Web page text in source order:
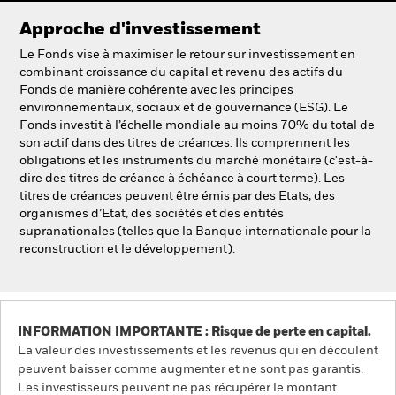
Approche d'investissement
Le Fonds vise à maximiser le retour sur investissement en
combinant croissance du capital et revenu des actifs du
Fonds de manière cohérente avec les principes
environnementaux, sociaux et de gouvernance (ESG). Le
Fonds investit à l’échelle mondiale au moins 70% du total de
son actif dans des titres de créances. Ils comprennent les
obligations et les instruments du marché monétaire (c'est-à-
dire des titres de créance à échéance à court terme). Les
titres de créances peuvent être émis par des Etats, des
organismes d’Etat, des sociétés et des entités
supranationales (telles que la Banque internationale pour la
reconstruction et le développement).
INFORMATION IMPORTANTE : Risque de perte en capital.
La valeur des investissements et les revenus qui en découlent
peuvent baisser comme augmenter et ne sont pas garantis.
Les investisseurs peuvent ne pas récupérer le montant